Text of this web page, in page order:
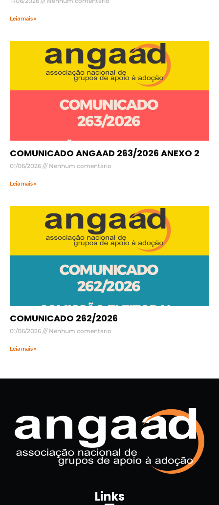
Leia mais »
COMUNICADO ANGAAD 263/2026 ANEXO 2
01/06/2026 Nenhum comentário
Leia mais »
COMUNICADO 262/2026
01/06/2026 Nenhum comentário
Leia mais »
Links